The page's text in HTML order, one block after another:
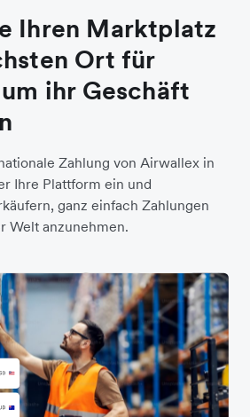
Ihren Marktplatz
Ort für
ihr Geschäft
Zahlung von Airwallex in
Ihre Plattform ein und
ganz einfach Zahlungen
Welt anzunehmen.